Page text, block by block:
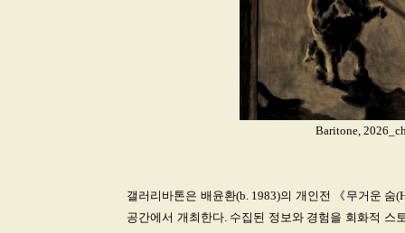
Baritone,
갤러리바톤은 배윤환(b. 1983)의 개인전 《무거운 숨
공간에서 개최한다. 수집된 정보와 경험을 회화적